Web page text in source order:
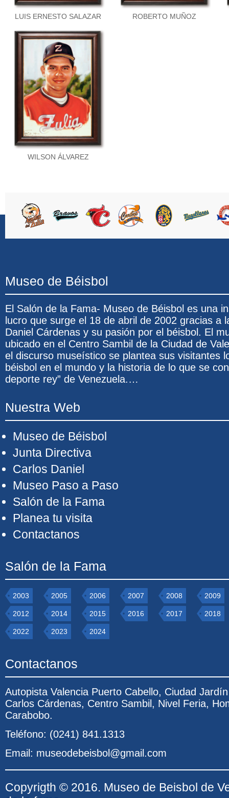
LUIS ERNESTO SALAZAR ROBERTO MUÑOZ
WILSON ÁLVAREZ
Museo de Béisbol
El Salón de la Fama- Museo de Béisbol es una
lucro que surge el 18 de abril de 2002 gracias a
Daniel Cárdenas y su pasión por el béisbol. El
ubicado en el Centro Sambil de la Ciudad de
el discurso museístico se plantea sus visitantes
béisbol en el mundo y la historia de lo que se
deporte rey” de Venezuela.…
Nuestra Web
Museo de Béisbol
Junta Directiva
Carlos Daniel
Museo Paso a Paso
Salón de la Fama
Planea tu visita
Contactanos
Salón de la Fama
2003 2005 2006 2007 2008 2009
2012 2014 2015 2016 2017 2018
2022 2023 2024
Contactanos
Autopista Valencia Puerto Cabello, Ciudad
Carlos Cárdenas, Centro Sambil, Nivel Feria,
Carabobo.
Teléfono: (0241) 841.1313
Email: museodebeisbol@gmail.com
Copyrigth © 2016. Museo de Beisbol de